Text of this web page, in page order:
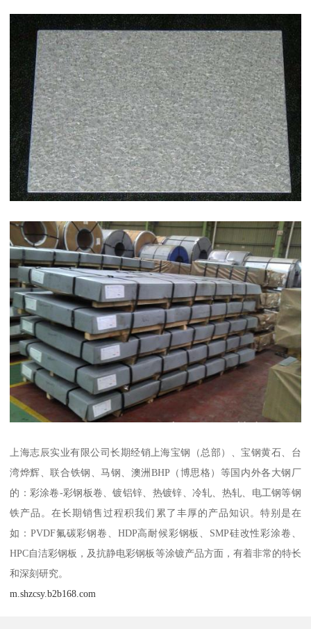
上海志辰实业有限公司长期经销上海宝钢（总部）、宝钢黄石、台
湾烨辉、联合铁钢、马钢、澳洲BHP（博思格）等国内外各大钢厂
的：彩涂卷-彩钢板卷、镀铝锌、热镀锌、冷轧、热轧、电工钢等钢
铁产品。在长期销售过程积我们累了丰厚的产品知识。特别是在
如：PVDF氟碳彩钢卷、HDP高耐候彩钢板、SMP硅改性彩涂卷、
HPC自洁彩钢板，及抗静电彩钢板等涂镀产品方面，有着非常的特长
和深刻研究。
m.shzcsy.b2b168.com